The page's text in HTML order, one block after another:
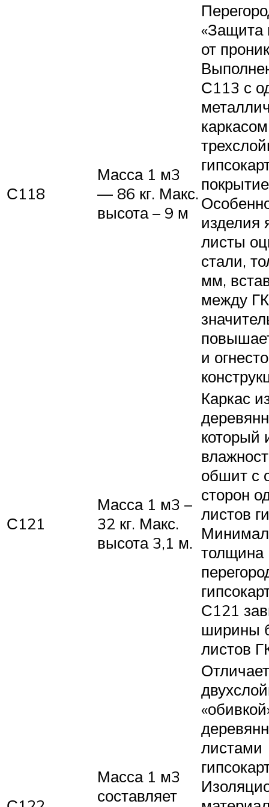
С118
Масса 1 м3
— 86 кг. Макс.
высота – 9 м
от
С113 с
изделия
листы
стали,
мм,
между
и
С121
Масса 1 м3 –
32 кг. Макс.
высота 3,1 м.
Каркас
который
обшит с
сторон
листов
толщина
С121
ширины
листов
Масса 1 м3
составляет
листами